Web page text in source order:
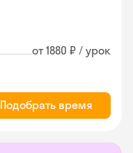
от 1880 ₽ / урок
Подобрать время